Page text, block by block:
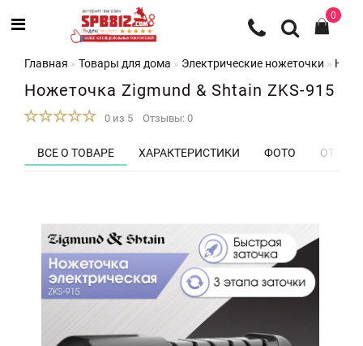
0
Главная Товары для дома Электрические ножеточки
Ножеточка Zigmund & Shtain ZKS-915
0 из 5 Отзывы: 0
ВСЕ О ТОВАРЕ ХАРАКТЕРИСТИКИ ФОТО